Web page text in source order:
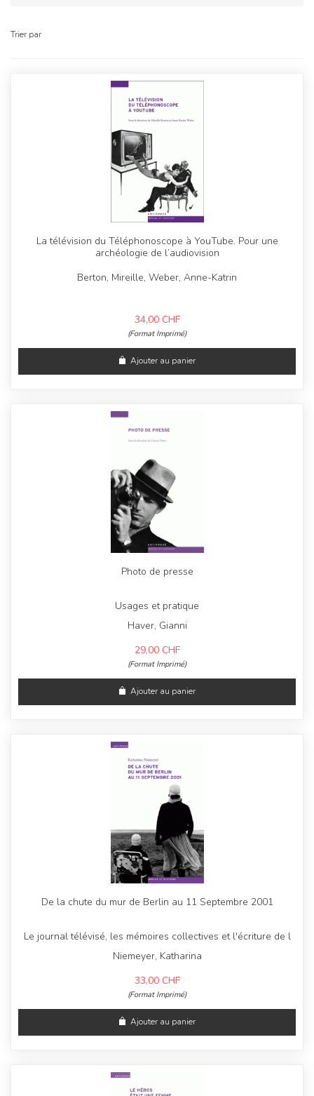
Trier par
La télévision du Téléphonoscope à YouTube. Pour une
archéologie de l’audiovision
Berton, Mireille, Weber, Anne-Katrin
34,00 CHF
(Format Imprimé)
Ajouter au panier
Photo de presse
Usages et pratique
Haver, Gianni
29,00 CHF
(Format Imprimé)
Ajouter au panier
De la chute du mur de Berlin au 11 Septembre 2001
Le journal télévisé, les mémoires collectives et l'écriture de l
Niemeyer, Katharina
33,00 CHF
(Format Imprimé)
Ajouter au panier